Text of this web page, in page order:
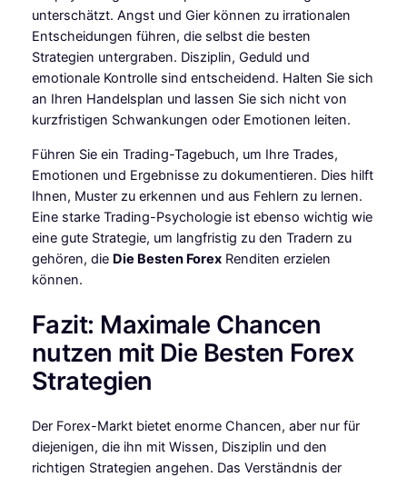
unterschätzt. Angst und Gier können zu irrationalen
Entscheidungen führen, die selbst die besten
Strategien untergraben. Disziplin, Geduld und
emotionale Kontrolle sind entscheidend. Halten Sie sich
an Ihren Handelsplan und lassen Sie sich nicht von
kurzfristigen Schwankungen oder Emotionen leiten.
Führen Sie ein Trading-Tagebuch, um Ihre Trades,
Emotionen und Ergebnisse zu dokumentieren. Dies hilft
Ihnen, Muster zu erkennen und aus Fehlern zu lernen.
Eine starke Trading-Psychologie ist ebenso wichtig wie
eine gute Strategie, um langfristig zu den Tradern zu
gehören, die Die Besten ForexRenditen erzielen
können.
Fazit: Maximale Chancen
nutzen mit Die Besten Forex
Strategien
Der Forex-Markt bietet enorme Chancen, aber nur für
diejenigen, die ihn mit Wissen, Disziplin und den
richtigen Strategien angehen. Das Verständnis der